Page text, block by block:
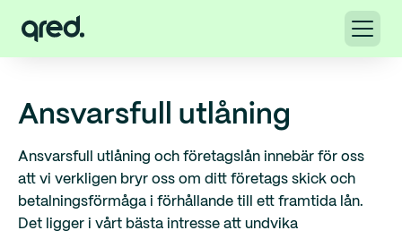
Ansvarsfull utlåning
Ansvarsfull utlåning och företagslån innebär för oss
att vi verkligen bryr oss om ditt företags skick och
betalningsförmåga i förhållande till ett framtida lån.
Det ligger i vårt bästa intresse att undvika